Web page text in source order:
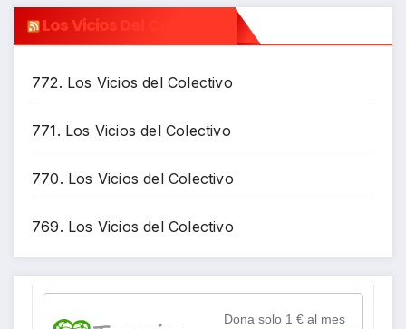
Los Vicios Del Colectivo
772. Los Vicios del Colectivo
771. Los Vicios del Colectivo
770. Los Vicios del Colectivo
769. Los Vicios del Colectivo